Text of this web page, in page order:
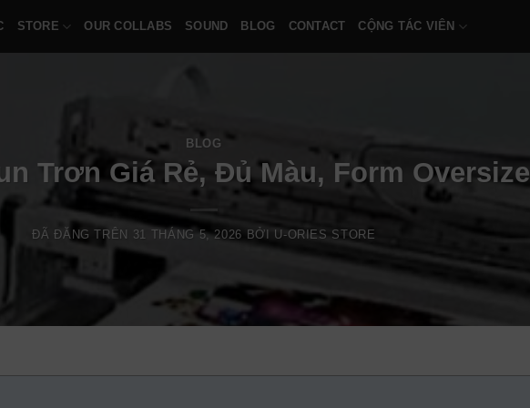
STORE OUR COLLABS SOUND BLOG CONTACT CỘNG TÁC VIÊN
BLOG
Trơn Giá Rẻ, Đủ Màu, Form Oversize
ĐÃ ĐĂNG TRÊN 31 THÁNG 5, 2026 BỞI U-ORIES STORE